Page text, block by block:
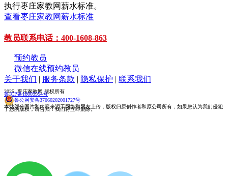
执行枣庄家教网薪水标准。
查看枣庄家教网薪水标准
教员联系电话：400-1608-863
预约教员
微信在线预约教员
关于我们 | 服务条款 | 隐私保护 | 联系我们
2025 枣庄家教网 版权所有
鲁ICP备18005554号
鲁公网安备37060202001727号
本站部分图片和内容来源于网络和网友上传，版权归原创作者和原公司所有，如果您认为我们侵犯
了您的版权，请告知！我们将立即删除。